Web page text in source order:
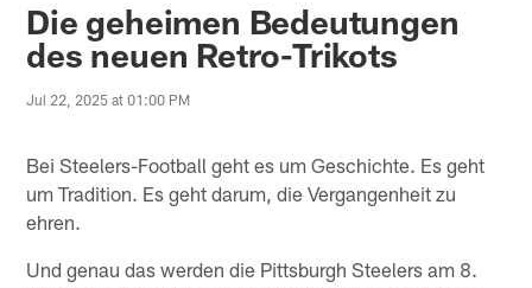
Die geheimen Bedeutungen
des neuen Retro-Trikots
Jul 22, 2025 at 01:00 PM
Bei Steelers-Football geht es um Geschichte. Es geht
um Tradition. Es geht darum, die Vergangenheit zu
ehren.
Und genau das werden die Pittsburgh Steelers am 8.